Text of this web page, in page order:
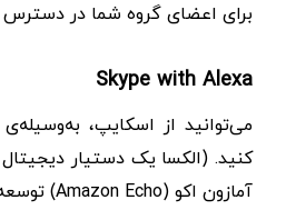
برای اعضای گروه شما در دسترس
Skype with Alexa
کنید. (الکسا یک دستیار
آمازون اکو (Amazon Echo) توسعه داده‌ شده‌است.)